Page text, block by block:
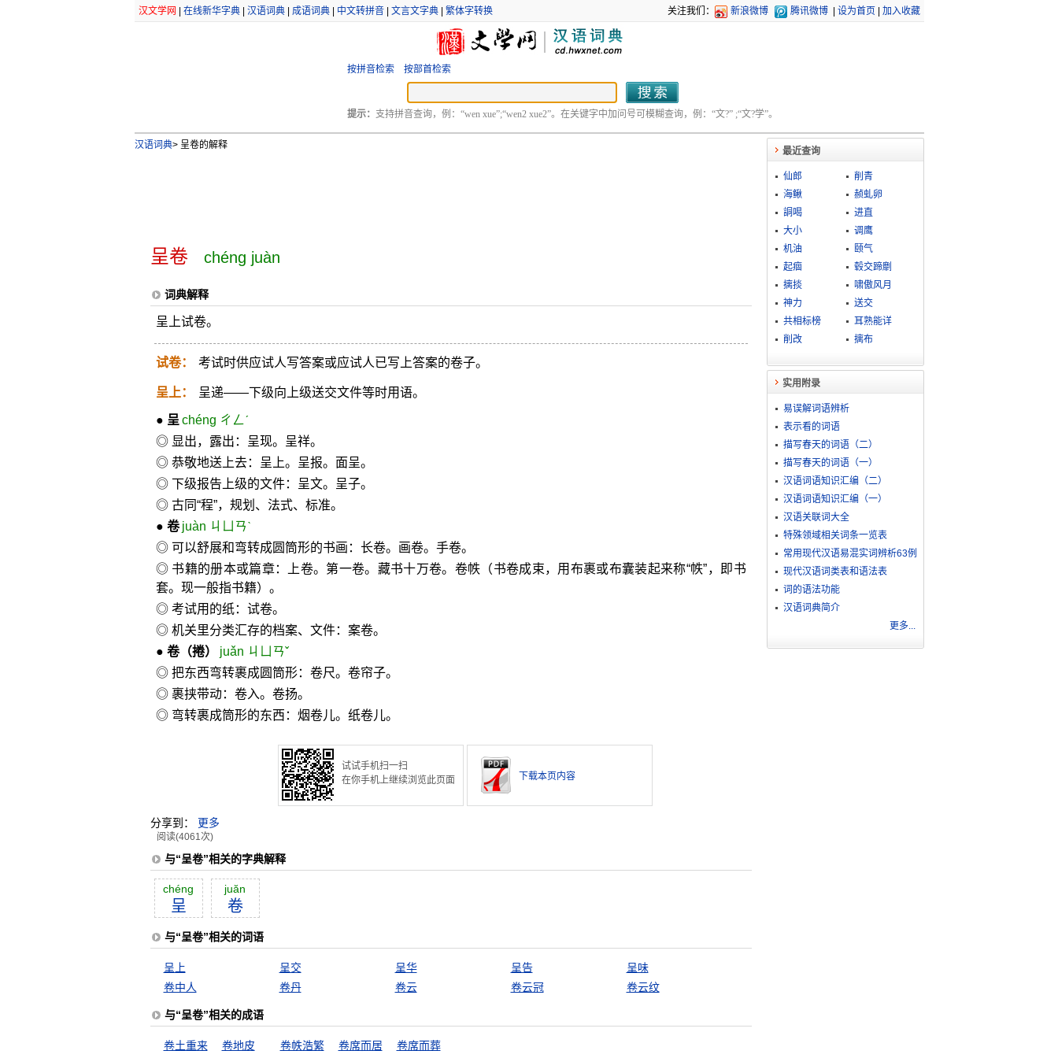
汉文学网 在线新华字典| 汉语词典| 成语词典| 中文转拼音| 文言文字典| 繁体字转换 关注我们： 新浪微博 腾讯微博 设为首页 加入收藏
按拼音检索 按部首检索
提示： 支持拼音查询，例：“wen xue”;“wen2 xue2”。在关键字中加问号可模糊查询，例：“文?” ;“文?学”。
汉语词典>呈卷的解释
呈卷 chéng juàn
词典解释
呈上试卷。
试卷： 考试时供应试人写答案或应试人已写上答案的卷子。
呈上： 呈递——下级向上级送交文件等时用语。
● 呈 chéng ㄔㄥˊ
◎ 显出，露出：呈现。呈祥。
◎ 恭敬地送上去：呈上。呈报。面呈。
◎ 下级报告上级的文件：呈文。呈子。
◎ 古同“程”，规划、法式、标准。
● 卷 juàn ㄐㄩㄢˋ
◎ 可以舒展和弯转成圆筒形的书画：长卷。画卷。手卷。
◎ 书籍的册本或篇章：上卷。第一卷。藏书十万卷。卷帙（书卷成束，用布裹或布囊装起来称“帙”，即书
套。现一般指书籍）。
◎ 考试用的纸：试卷。
◎ 机关里分类汇存的档案、文件：案卷。
● 卷（捲）
juǎn ㄐㄩㄢˇ
◎ 把东西弯转裹成圆筒形：卷尺。卷帘子。
◎ 裹挟带动：卷入。卷扬。
◎ 弯转裹成筒形的东西：烟卷儿。纸卷儿。
试试手机扫一扫
在你手机上继续浏览此页面
下载本页内容
分享到： 更多
阅读(4061次)
与“呈卷”相关的字典解释
chéng
呈
juăn
卷
与“呈卷”相关的词语
呈上 呈交 呈华 呈告
呈味
卷中人
卷丹 卷云 卷云冠 卷云纹
与“呈卷”相关的成语
卷土重来 卷地皮 卷帙浩繁 卷席而居 卷席而葬
最近查询
仙郎
削青
海鳅
赪虬卵
詷喝
进直
大小
调鹰
机油
颐气
起痼
毂交蹄劘
摛掞
啸傲风月
神力
送交
共相标榜
耳熟能详
削改
摛布
实用附录
易误解词语辨析
表示看的词语
描写春天的词语（二）
描写春天的词语（一）
汉语词语知识汇编（二）
汉语词语知识汇编（一）
汉语关联词大全
特殊领域相关词条一览表
常用现代汉语易混实词辨析63例
现代汉语词类表和语法表
词的语法功能
汉语词典简介
更多...